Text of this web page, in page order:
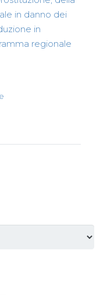
in danno dei
in
regionale